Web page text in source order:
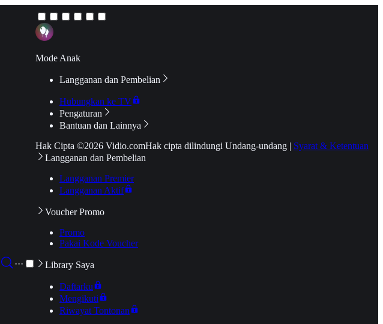
···
Mode Anak
Langganan dan Pembelian
Hubungkan ke TV
Pengaturan
Bantuan dan Lainnya
Hak Cipta ©2026 Vidio.comHak cipta dilindungi Undang-undang | Syarat & Ketentuan
Langganan dan Pembelian
Langganan Premier
Langganan Aktif
Voucher Promo
Promo
Pakai Kode Voucher
Library Saya
Daftarku
Mengikuti
Riwayat Tontonan